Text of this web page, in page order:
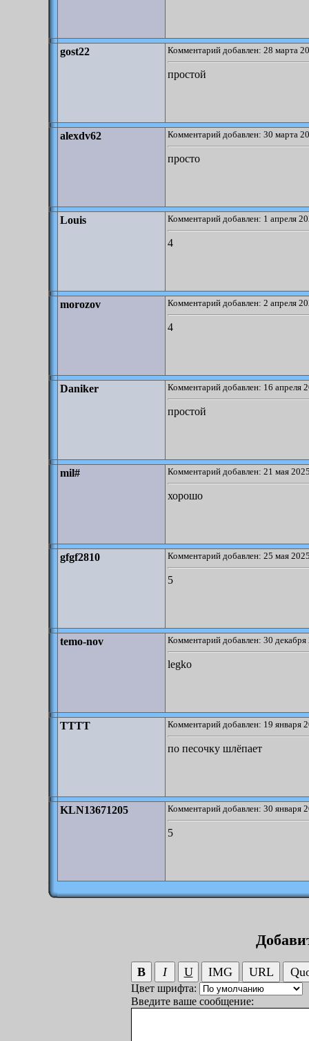
gost22 Комментарий добавлен: 28 марта
простой
alexdv62 Комментарий добавлен: 30 марта
просто
Louis Комментарий добавлен: 1 апреля
4
morozov Комментарий добавлен: 2 апреля
4
Daniker Комментарий добавлен: 16 апреля
простой
mil# Комментарий добавлен: 21 мая
хорошо
gfgf2810 Комментарий добавлен: 25 мая
5
temo-nov Комментарий добавлен: 30
legko
TTTT Комментарий добавлен: 19 января
по песочку шлёпает
KLN13671205 Комментарий добавлен: 30 января
5
Цвет шрифта:
Введите ваше сообщение: